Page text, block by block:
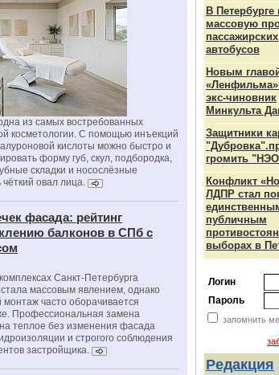
из самых востребованных
косметологии. С помощью инъекций
кислоты можно быстро и
форму губ, скул, подбородка,
складки и носослёзные
овал лица.
фасада: рейтинг
балконов в СПб с
Санкт-Петербурга
массовым явлением, однако
часто оборачивается
Профессиональная замена
теплое без изменения фасада
и строгого соблюдения
застройщика.
В Петербурге
массовую
пассажирских
автобусов
Новым
«Ленфильма»
экс-чиновник
Минкульта
Защитники
громить
Конфликт
ЛДПР стал
публичным
выборах в
Логин
Пароль
запомнить
Редакция